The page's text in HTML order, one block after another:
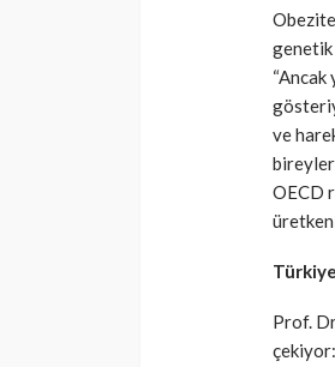
genetik
ve
OECD
Prof.